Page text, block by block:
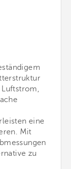
eine
Mit
zu